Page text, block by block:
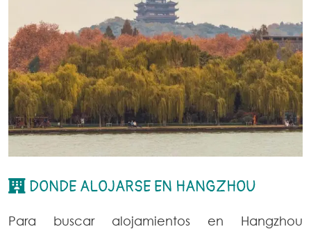
DONDE ALOJARSE EN HANGZHOU
Para buscar alojamientos en Hangzhou